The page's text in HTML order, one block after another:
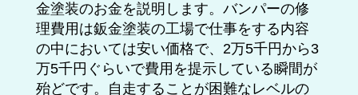
金塗装のお金を説明します。バンパーの修
理費用は鈑金塗装の工場で仕事をする内容
の中においては安い価格で、2万5千円から3
万5千円ぐらいで費用を提示している瞬間が
殆どです。自走することが困難なレベルの